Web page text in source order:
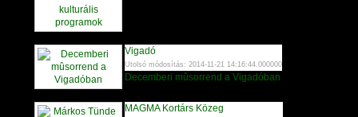
Vigadó
Utolsó módosítás: 2014-11-21 14:16:44.000000
Decemberi mûsorrend a Vigadóban
MAGMA Kortárs Közeg